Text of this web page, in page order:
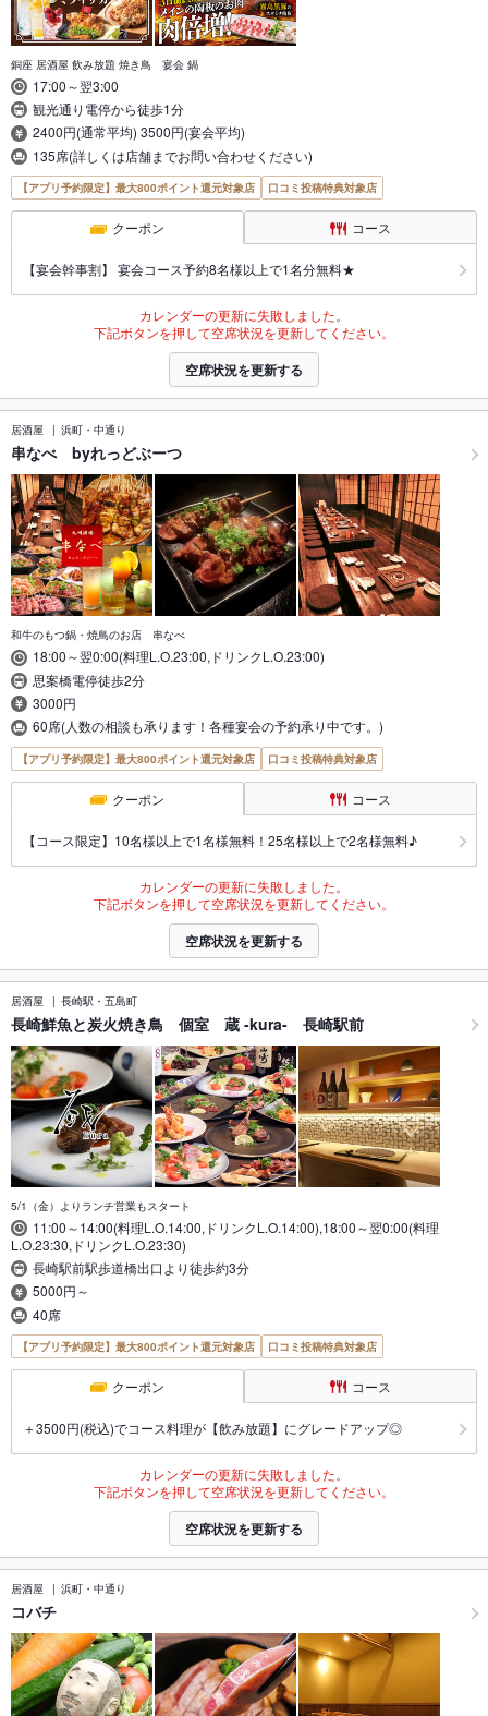
銅座 居酒屋 飲み放題 焼き鳥 宴会 鍋
17:00～翌3:00
観光通り電停から徒歩1分
2400円(通常平均) 3500円(宴会平均)
135席(詳しくは店舗までお問い合わせください)
【アプリ予約限定】最大800ポイント還元対象店 口コミ投稿特典対象店
クーポン コース
【宴会幹事割】 宴会コース予約8名様以上で1名分無料★
カレンダーの更新に失敗しました。
下記ボタンを押して空席状況を更新してください。
空席状況を更新する
居酒屋 浜町・中通り
串なべ byれっどぶーつ
和牛のもつ鍋・焼鳥のお店 串なべ
18:00～翌0:00(料理L.O.23:00,ドリンクL.O.23:00)
思案橋電停徒歩2分
3000円
60席(人数の相談も承ります！各種宴会の予約承り中です。)
【アプリ予約限定】最大800ポイント還元対象店 口コミ投稿特典対象店
クーポン コース
【コース限定】10名様以上で1名様無料！25名様以上で2名様無料♪
カレンダーの更新に失敗しました。
下記ボタンを押して空席状況を更新してください。
空席状況を更新する
居酒屋 長崎駅・五島町
長崎鮮魚と炭火焼き鳥 個室 蔵 -kura- 長崎駅前
5/1（金）よりランチ営業もスタート
11:00～14:00(料理L.O.14:00,ドリンクL.O.14:00),18:00～翌0:00(料理
L.O.23:30,ドリンクL.O.23:30)
長崎駅前駅歩道橋出口より徒歩約3分
5000円～
40席
【アプリ予約限定】最大800ポイント還元対象店 口コミ投稿特典対象店
クーポン コース
＋3500円(税込)でコース料理が【飲み放題】にグレードアップ◎
カレンダーの更新に失敗しました。
下記ボタンを押して空席状況を更新してください。
空席状況を更新する
居酒屋 浜町・中通り
コバチ